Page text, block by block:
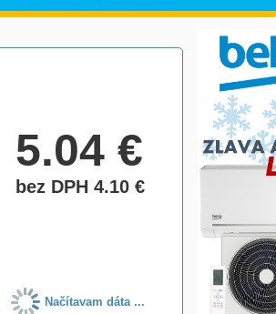
5.04€
bez DPH 4.10€
Načítavam dáta ...